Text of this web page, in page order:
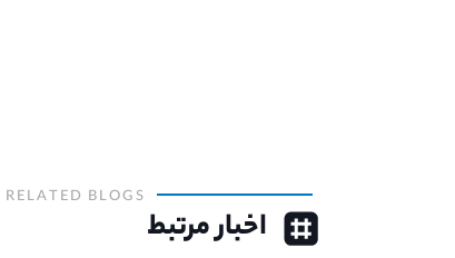
RELATED BLOGS
اخبار مرتبط